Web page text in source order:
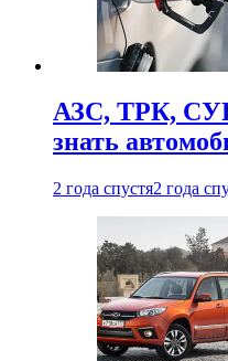
АЗС, ТРК,
знать
2 года спустя2 года